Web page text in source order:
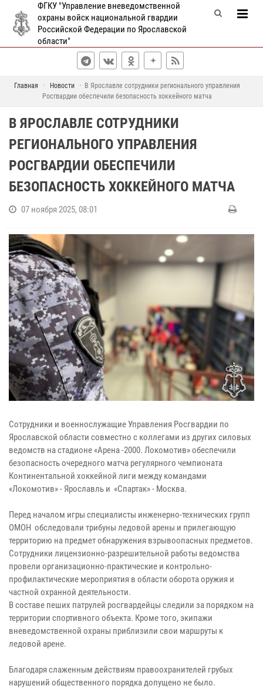
ФГКУ "Управление вневедомственной
охраны войск национальной гвардии
Российской Федерации по Ярославской
области"
Главная Новости
В Ярославле сотрудники регионального управления
Росгвардии обеспечили безопасность хоккейного матча
В ЯРОСЛАВЛЕ СОТРУДНИКИ
РЕГИОНАЛЬНОГО УПРАВЛЕНИЯ
РОСГВАРДИИ ОБЕСПЕЧИЛИ
БЕЗОПАСНОСТЬ ХОККЕЙНОГО МАТЧА
07 ноября 2025, 08:01
Сотрудники и военнослужащие Управления Росгвардии по
Ярославской области совместно с коллегами из других силовых
ведомств на стадионе «Арена -2000. Локомотив» обеспечили
безопасность очередного матча регулярного чемпионата
Континентальной хоккейной лиги между командами
«Локомотив» - Ярославль и «Спартак» - Москва.
Перед началом игры специалисты инженерно-технических групп
ОМОН обследовали трибуны ледовой арены и прилегающую
территорию на предмет обнаружения взрывоопасных предметов.
Сотрудники лицензионно-разрешительной работы ведомства
провели организационно-практические и контрольно-
профилактические мероприятия в области оборота оружия и
частной охранной деятельности.
В составе пеших патрулей росгвардейцы следили за порядком на
территории спортивного объекта. Кроме того, экипажи
вневедомственной охраны приблизили свои маршруты к
ледовой арене.
Благодаря слаженным действиям правоохранителей грубых
нарушений общественного порядка допущено не было.